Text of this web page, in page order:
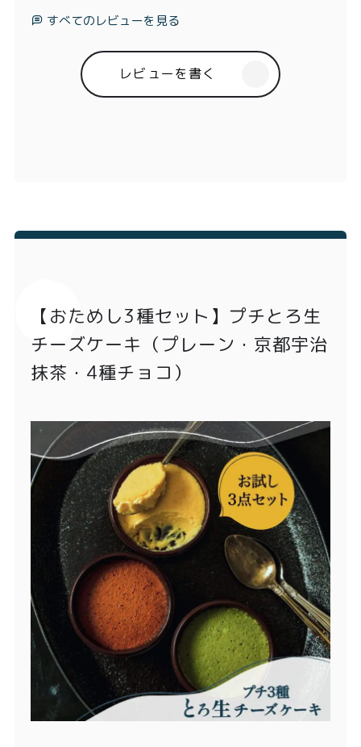
すべてのレビューを見る
レビューを書く
【おためし3種セット】プチとろ生
チーズケーキ（プレーン・京都宇治
抹茶・4種チョコ）